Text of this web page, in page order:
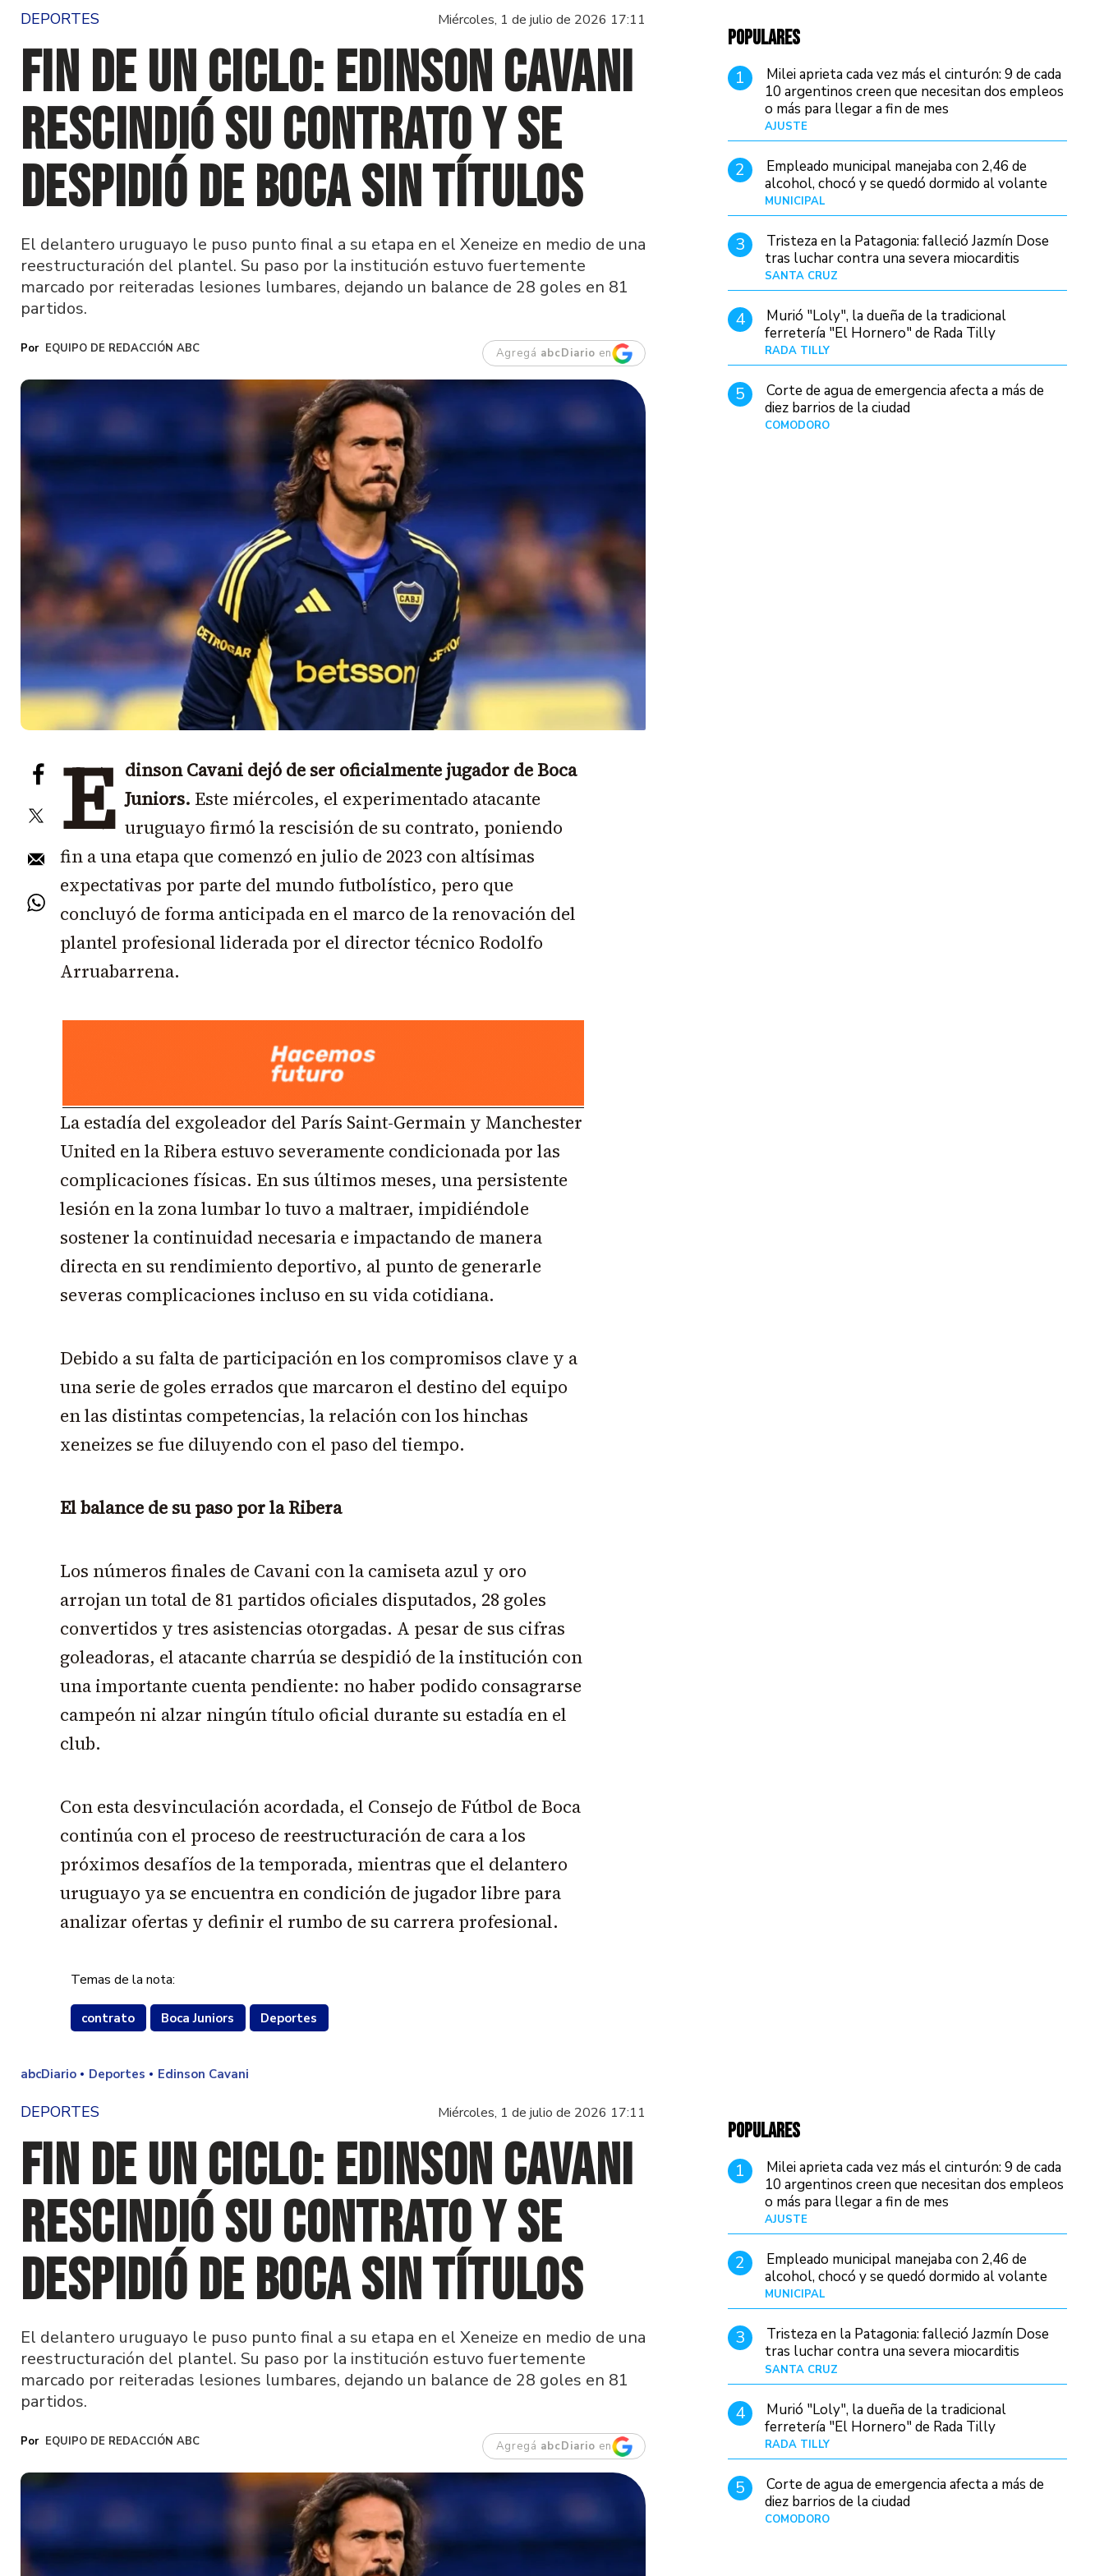
DEPORTES Miércoles, 1 de julio de 2026 17:11
Fin de un ciclo: Edinson Cavani
rescindió su contrato y se
despidió de Boca sin títulos
El delantero uruguayo le puso punto final a su etapa en el Xeneize en medio de una
reestructuración del plantel. Su paso por la institución estuvo fuertemente
marcado por reiteradas lesiones lumbares, dejando un balance de 28 goles en 81
partidos.
EQUIPO DE REDACCIÓN ABC Agregá abcDiario en
E dinson Cavani dejó de ser oficialmente jugador de Boca
Juniors. Este miércoles, el experimentado atacante
uruguayo firmó la rescisión de su contrato, poniendo
fin a una etapa que comenzó en julio de 2023 con altísimas
expectativas por parte del mundo futbolístico, pero que
concluyó de forma anticipada en el marco de la renovación del
plantel profesional liderada por el director técnico Rodolfo
Arruabarrena.
La estadía del exgoleador del París Saint-Germain y Manchester
United en la Ribera estuvo severamente condicionada por las
complicaciones físicas. En sus últimos meses, una persistente
lesión en la zona lumbar lo tuvo a maltraer, impidiéndole
sostener la continuidad necesaria e impactando de manera
directa en su rendimiento deportivo, al punto de generarle
severas complicaciones incluso en su vida cotidiana.
Debido a su falta de participación en los compromisos clave y a
una serie de goles errados que marcaron el destino del equipo
en las distintas competencias, la relación con los hinchas
xeneizes se fue diluyendo con el paso del tiempo.
El balance de su paso por la Ribera
Los números finales de Cavani con la camiseta azul y oro
arrojan un total de 81 partidos oficiales disputados, 28 goles
convertidos y tres asistencias otorgadas. A pesar de sus cifras
goleadoras, el atacante charrúa se despidió de la institución con
una importante cuenta pendiente: no haber podido consagrarse
campeón ni alzar ningún título oficial durante su estadía en el
club.
Con esta desvinculación acordada, el Consejo de Fútbol de Boca
continúa con el proceso de reestructuración de cara a los
próximos desafíos de la temporada, mientras que el delantero
uruguayo ya se encuentra en condición de jugador libre para
analizar ofertas y definir el rumbo de su carrera profesional.
Temas de la nota:
contrato Boca Juniors Deportes
POPULARES
1
Milei aprieta cada vez más el cinturón: 9 de cada
10 argentinos creen que necesitan dos empleos
o más para llegar a fin de mes
AJUSTE
2
Empleado municipal manejaba con 2,46 de
alcohol, chocó y se quedó dormido al volante
MUNICIPAL
3
Tristeza en la Patagonia: falleció Jazmín Dose
tras luchar contra una severa miocarditis
SANTA CRUZ
4
Murió "Loly", la dueña de la tradicional
ferretería "El Hornero" de Rada Tilly
RADA TILLY
5
Corte de agua de emergencia afecta a más de
diez barrios de la ciudad
COMODORO
abcDiario Deportes Edinson Cavani
DEPORTES Miércoles, 1 de julio de 2026 17:11
Fin de un ciclo: Edinson Cavani
rescindió su contrato y se
despidió de Boca sin títulos
El delantero uruguayo le puso punto final a su etapa en el Xeneize en medio de una
reestructuración del plantel. Su paso por la institución estuvo fuertemente
marcado por reiteradas lesiones lumbares, dejando un balance de 28 goles en 81
partidos.
EQUIPO DE REDACCIÓN ABC Agregá abcDiario en
POPULARES
1
Milei aprieta cada vez más el cinturón: 9 de cada
10 argentinos creen que necesitan dos empleos
o más para llegar a fin de mes
AJUSTE
2
Empleado municipal manejaba con 2,46 de
alcohol, chocó y se quedó dormido al volante
MUNICIPAL
3
Tristeza en la Patagonia: falleció Jazmín Dose
tras luchar contra una severa miocarditis
SANTA CRUZ
4
Murió "Loly", la dueña de la tradicional
ferretería "El Hornero" de Rada Tilly
RADA TILLY
5
Corte de agua de emergencia afecta a más de
diez barrios de la ciudad
COMODORO